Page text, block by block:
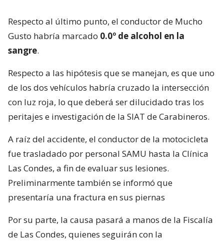
Respecto al último punto, el conductor de Mucho
Gusto habría marcado 0.0º de alcohol en la
sangre.
Respecto a las hipótesis que se manejan, es que uno
de los dos vehículos habría cruzado la intersección
con luz roja, lo que deberá ser dilucidado tras los
peritajes e investigación de la SIAT de Carabineros.
A raíz del accidente, el conductor de la motocicleta
fue trasladado por personal SAMU hasta la Clínica
Las Condes, a fin de evaluar sus lesiones.
Preliminarmente también se informó que
presentaría una fractura en sus piernas
Por su parte, la causa pasará a manos de la Fiscalía
de Las Condes, quienes seguirán con la